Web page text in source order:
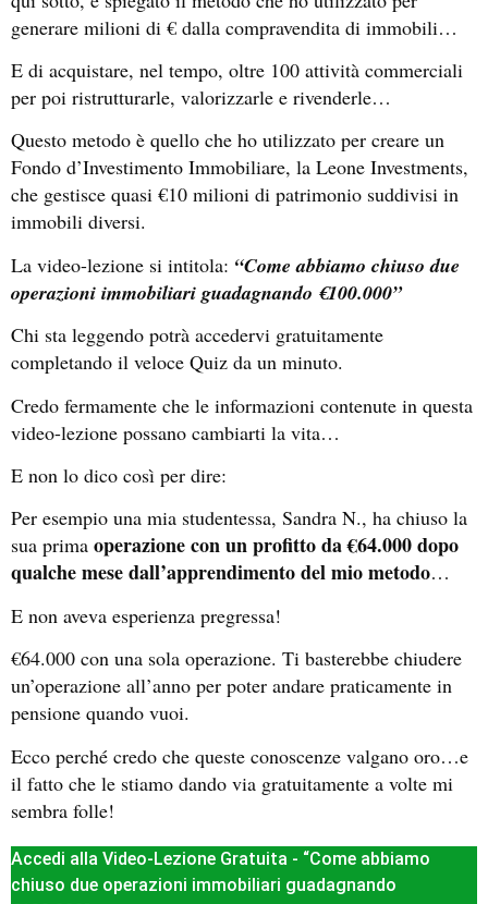
generare milioni di € dalla compravendita di immobili…
E di acquistare, nel tempo, oltre 100 attività commerciali
per poi ristrutturarle, valorizzarle e rivenderle…
Questo metodo è quello che ho utilizzato per creare un
Fondo d’Investimento Immobiliare, la Leone Investments,
che gestisce quasi €10 milioni di patrimonio suddivisi in
immobili diversi.
La video-lezione si intitola: “Come abbiamo chiuso due
operazioni immobiliari guadagnando €100.000”
Chi sta leggendo potrà accedervi gratuitamente
completando il veloce Quiz da un minuto.
Credo fermamente che le informazioni contenute in questa
video-lezione possano cambiarti la vita…
E non lo dico così per dire:
Per esempio una mia studentessa, Sandra N., ha chiuso la
sua prima operazione con un profitto da €64.000 dopo
qualche mese dall’apprendimento del mio metodo…
E non aveva esperienza pregressa!
€64.000 con una sola operazione. Ti basterebbe chiudere
un’operazione all’anno per poter andare praticamente in
pensione quando vuoi.
Ecco perché credo che queste conoscenze valgano oro…e
il fatto che le stiamo dando via gratuitamente a volte mi
sembra folle!
Accedi alla Video-Lezione Gratuita - “Come abbiamo
chiuso due operazioni immobiliari guadagnando